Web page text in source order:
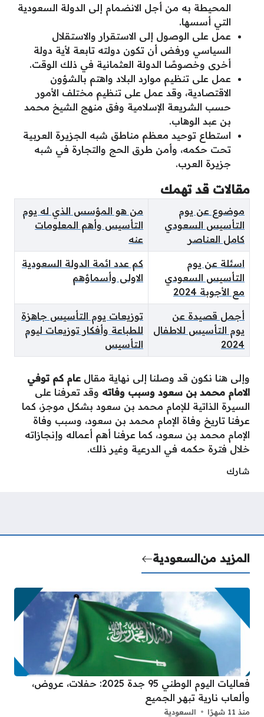
المحيطة به من أجل الانضمام إلى الدولة السعودية
التي أسسها.
عمل على الوصول إلى الاستقرار والاستقلال
السياسي ورفض أن تكون دولته تابعة لأية دولة
أخرى وخصوصًا الدولة العثمانية في ذلك الوقت.
عمل على تنظيم موارد البلاد واهتم بالشؤون
الاقتصادية، وقد عمل على تنظيم مختلف الأمور
حسب الشريعة الإسلامية وفق منهج الشيخ محمد
بن عبد الوهاب.
استطاع توحيد معظم مناطق شبه الجزيرة العربية
تحت حكمه، وأمن طرق الحج والتجارة في شبه
جزيرة العرب.
مقالات قد تهمك
موضوع عن يوم
التأسيس السعودي
كامل العناصر
من هو المؤسس الذي له يوم
التأسيس وأهم المعلومات
عنه
اسئلة عن يوم
التأسيس السعودي
مع الأجوبة 2024
كم عدد ائمة الدولة السعودية
الاولى وأسماؤهم
أجمل قصيدة عن
يوم التأسيس للاطفال
2024
توزيعات يوم التأسيس جاهزة
للطباعة وأفكار توزيعات ليوم
التأسيس
وإلى هنا نكون قد وصلنا إلى نهاية مقال عام كم توفي
الامام محمد بن سعود وسبب وفاته وقد تعرفنا على
السيرة الذاتية للإمام محمد بن سعود بشكل موجز، كما
عرفنا تاريخ وفاة الإمام محمد بن سعود، وسبب وفاة
الإمام محمد بن سعود، كما عرفنا أهم أعماله وإنجازاته
خلال فترة حكمه في الدرعية وغير ذلك.
شارك
المزيد منالسعودية
فعاليات اليوم الوطني 95 جدة 2025: حفلات، عروض،
وألعاب نارية تبهر الجميع
منذ 11 شهرًا السعودية